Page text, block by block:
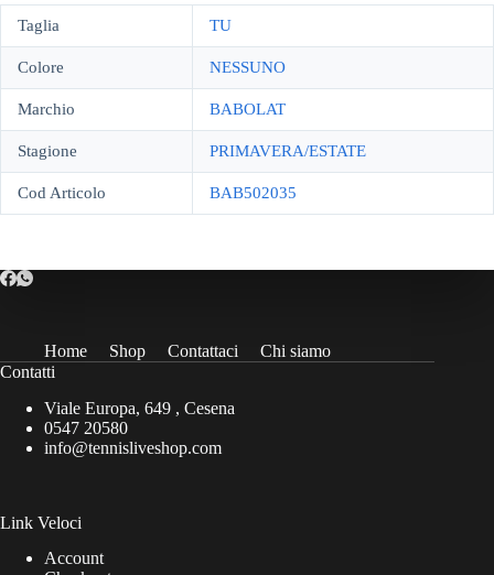
Taglia TU
Colore NESSUNO
Marchio BABOLAT
Stagione PRIMAVERA/ESTATE
Cod Articolo BAB502035
Home Shop Contattaci
Chi siamo
Contatti
Viale Europa, 649 , Cesena
0547 20580
info@tennisliveshop.com
Link Veloci
Account